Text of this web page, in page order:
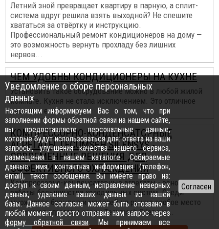
Летний зной превращает квартиру в парную, а сплит-
система вдруг решила взять выходной? Не спешите
хвататься за отвёртку и инструкцию.
Профессиональный ремонт кондиционеров на дому —
это возможность вернуть прохладу без лишних
нервов...
ЧЕМ УДОБНЫ КОНДИЦИОНЕРЫ НА КУХНЕ
Установить такое оборудование можно в любой жилой
комнате. Кухня не стала исключением. Это отличное
решение, если...
КОМПРЕССОРНО-КОНДЕНСАТОРНЫЕ
АГРЕГАТЫ TECUMSEH SILENSYS -
СОВРЕМЕННЫЕ РЕШЕНИЯ ДЛЯ
ЭФФЕКТИВНОГО ОХЛАЖДЕНИЯ
Компрессорно-конденсаторные агрегаты - основа для
работы большинства холодильных систем. Среди
множества брендов и моделей на рынке особое место
занимают агрегаты серии Tecumseh Silensys...
Уведомление о сборе персональных
данных
Настоящим информируем Вас о том, что при
заполнении формы обратной связи на нашем сайте,
вы предоставляете персональные данные,
которые будут использоваться для: ответа на ваши
запросы, улучшения качества нашего сервиса,
размещения в нашем каталоге. Собираемые
данные: имя, контактная информация (телефон,
email), текст сообщения. Вы имеете право на:
доступ к своим данным, исправление неверных
данных, удаление ваших данных из нашей
базы. Данное согласие может быть отозвано в
любой момент, просто отправив нам запрос через
форму обратной связи. Мы принимаем все